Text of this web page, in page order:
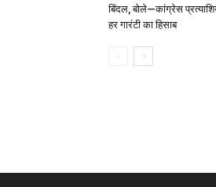
बिंदल, बोले—कांग्रेस
हर गारंटी का हिसाब